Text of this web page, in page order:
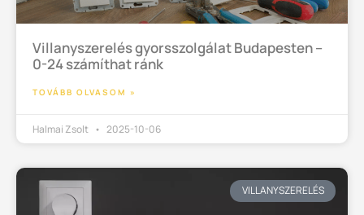
Villanyszerelés gyorsszolgálat Budapesten –
0-24 számíthat ránk
TOVÁBB OLVASOM »
Halmai Zsolt 2025-10-06
VILLANYSZERELÉS